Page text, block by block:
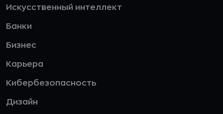
Искусственный интеллект
Банки
Бизнес
Карьера
Кибербезопасность
Дизайн